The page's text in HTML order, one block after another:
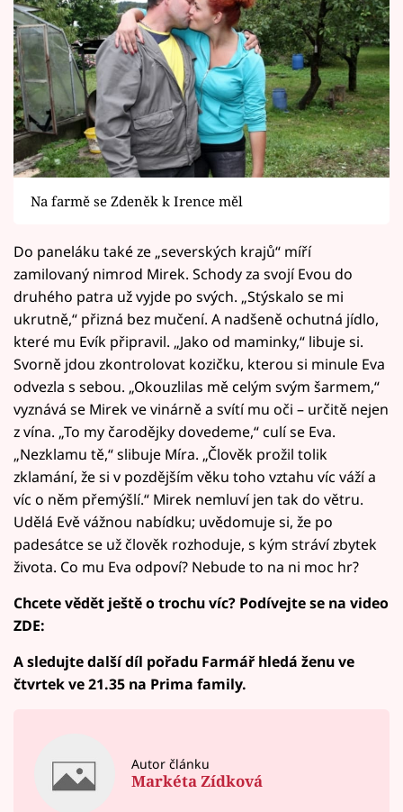
Na farmě se Zdeněk k Irence měl
Do paneláku také ze „severských krajů“ míří
zamilovaný nimrod Mirek. Schody za svojí Evou do
druhého patra už vyjde po svých. „Stýskalo se mi
ukrutně,“ přizná bez mučení. A nadšeně ochutná jídlo,
které mu Evík připravil. „Jako od maminky,“ libuje si.
Svorně jdou zkontrolovat kozičku, kterou si minule Eva
odvezla s sebou. „Okouzlilas mě celým svým šarmem,“
vyznává se Mirek ve vinárně a svítí mu oči – určitě nejen
z vína. „To my čarodějky dovedeme,“ culí se Eva.
„Nezklamu tě,“ slibuje Míra. „Člověk prožil tolik
zklamání, že si v pozdějším věku toho vztahu víc váží a
víc o něm přemýšlí.“ Mirek nemluví jen tak do větru.
Udělá Evě vážnou nabídku; uvědomuje si, že po
padesátce se už člověk rozhoduje, s kým stráví zbytek
života. Co mu Eva odpoví? Nebude to na ni moc hr?
Chcete vědět ještě o trochu víc? Podívejte se na video
ZDE:
A sledujte další díl pořadu Farmář hledá ženu ve
čtvrtek ve 21.35 na Prima family.
Autor článku
Markéta Zídková